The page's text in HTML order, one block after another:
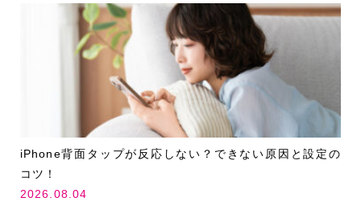
iPhone背面タップが反応しない？できない原因と設定の
コツ！
2026.08.04